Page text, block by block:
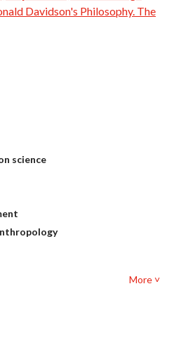
Davidson's Philosophy. The
science
More ˅